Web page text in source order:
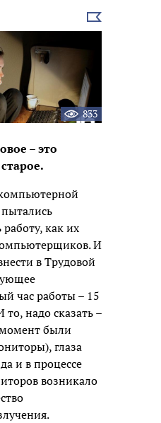
Выбрать
новость
833
– это
как их
И
в Трудовой
час работы – 15
надо сказать –
были
глаза
и в процессе
возникало